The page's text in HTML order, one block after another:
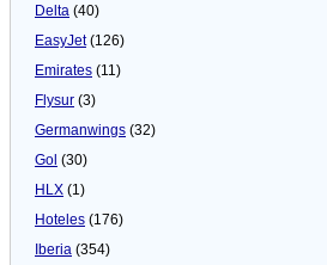
Delta (40)
EasyJet(126)
Emirates (11)
Flysur (3)
Germanwings (32)
Gol (30)
HLX (1)
Hoteles (176)
Iberia (354)